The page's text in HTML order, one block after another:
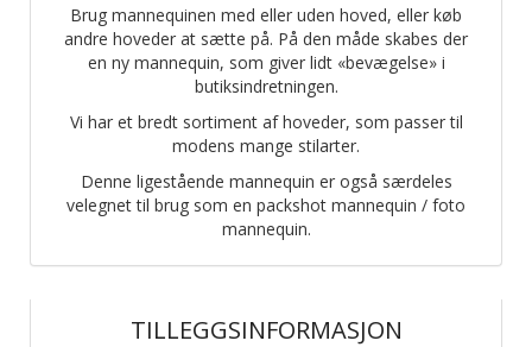
Brug mannequinen med eller uden hoved, eller køb
andre hoveder at sætte på. På den måde skabes der
en ny mannequin, som giver lidt «bevægelse» i
butiksindretningen.
Vi har et bredt sortiment af hoveder, som passer til
modens mange stilarter.
Denne ligestående mannequin er også særdeles
velegnet til brug som en packshot mannequin / foto
mannequin.
TILLEGGSINFORMASJON